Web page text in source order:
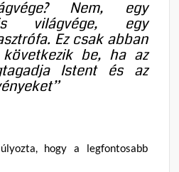
Nem, egy
világvége, egy
Ez csak abban
be, ha az
Istent és az
hogy a legfontosabb